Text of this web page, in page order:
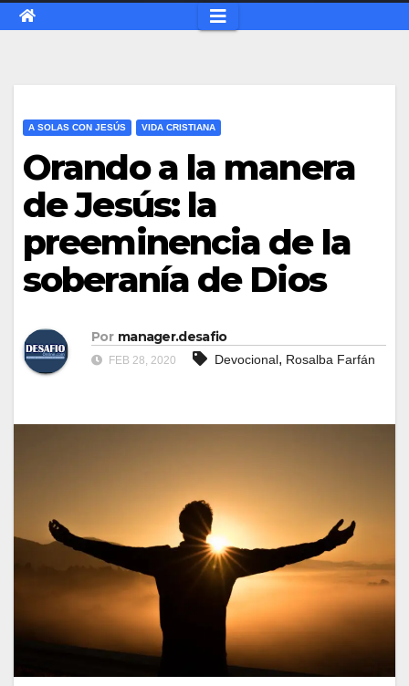
A SOLAS CON JESÚS VIDA CRISTIANA
Orando a la manera
de Jesús: la
preeminencia de la
soberanía de Dios
Por manager.desafio
FEB 28, 2020 Devocional, Rosalba Farfán